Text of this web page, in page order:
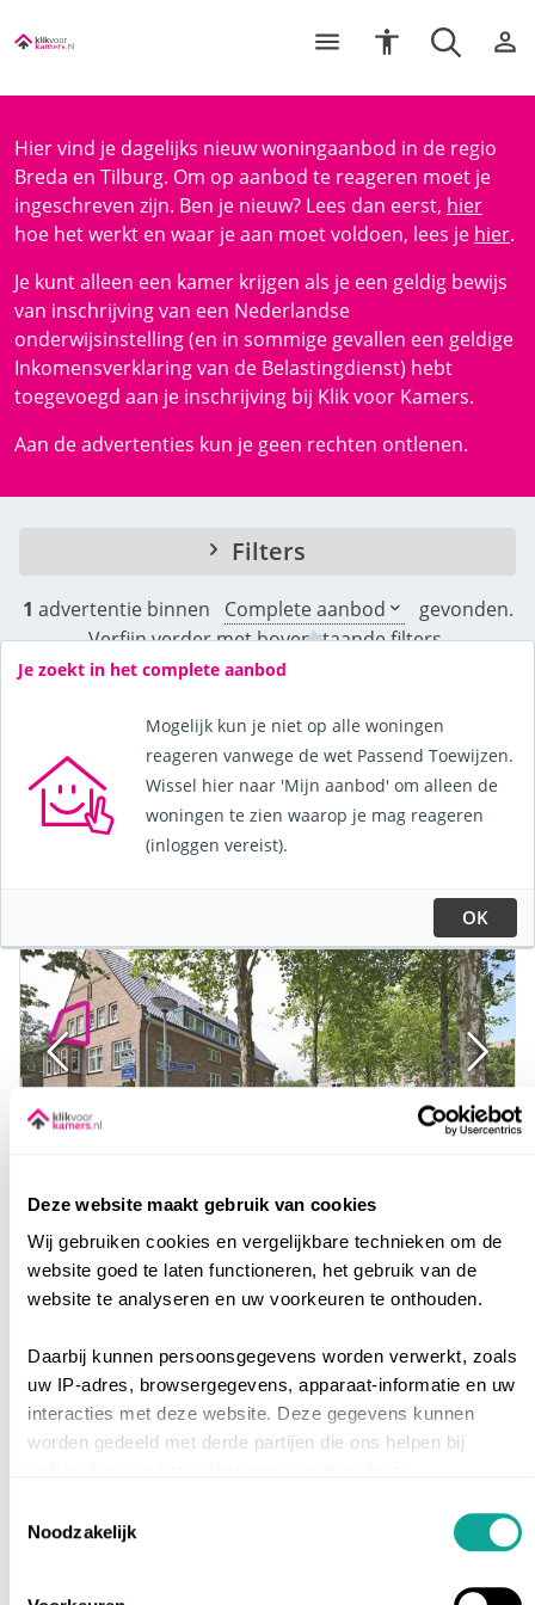
Deze website maakt gebruik van cookies
Wij gebruiken cookies en vergelijkbare technieken om de
website goed te laten functioneren, het gebruik van de
website te analyseren en uw voorkeuren te onthouden.
Daarbij kunnen persoonsgegevens worden verwerkt, zoals
uw IP-adres, browsergegevens, apparaat-informatie en uw
interacties met deze website. Deze gegevens kunnen
worden gedeeld met derde partijen die ons helpen bij
Geef toestemming of stel uw eigen keuze in. U kunt uw
toestemming op elk moment wijzigen of intrekken via de
knop voor cookie-instellingen linksonder op de website of
Noodzakelijk
Hier vind je dagelijks nieuw woningaanbod in de regio
Breda en Tilburg. Om op aanbod te reageren moet je
ingeschreven zijn. Ben je nieuw? Lees dan eerst, hier
hoe het werkt en waar je aan moet voldoen, lees je hier.
Je kunt alleen een kamer krijgen als je een geldig bewijs
van inschrijving van een Nederlandse
onderwijsinstelling (en in sommige gevallen een geldige
Inkomensverklaring van de Belastingdienst) hebt
toegevoegd aan je inschrijving bij Klik voor Kamers.
Aan de advertenties kun je geen rechten ontlenen.
Filters
1 advertentie binnen Complete aanbod
gevonden.
Verfijn verder met bovenstaande filters.
Sorteer de advertenties op:
Pastoor Dekkersstraat12
Breda|West |Heuvel
• Studentenflat zelfstandig •2e verdieping
PER 4 SEP. 2026
Inschrijfduur 0
Je zoekt in het complete aanbod
Mogelijk kun je niet op alle woningen
reageren vanwege de wet Passend Toewijzen.
Wissel hier naar 'Mijn aanbod' om alleen de
woningen te zien waarop je mag reageren
(inloggen vereist).
OK